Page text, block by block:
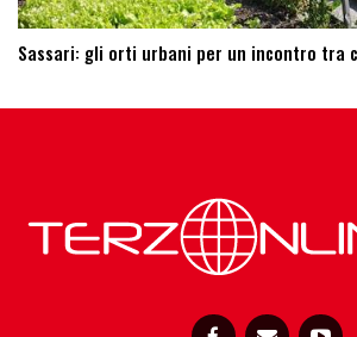
Sassari: ​gli orti urbani per un incontro tra